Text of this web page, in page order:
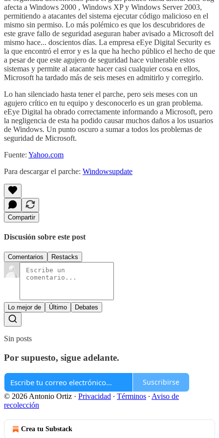
afecta a Windows 2000 , Windows XP y Windows Server 2003,
permitiendo a atacantes del sistema ejecutar código malicioso en el
mismo sin permiso. Lo más polémico es que los descubridores de
este grave fallo de seguridad aseguran haber avisado a Microsoft del
mismo hace... doscientos días. La empresa eEye Digital Security es
la que encontró el error y es la que ha hecho público el hecho de que
a pesar de que este agujero de seguridad hace vulnerable estos
sistemas y permite al atacante hacer casi cualquier cosa en ellos,
Microsoft ha tardado más de seis meses en admitirlo y corregirlo.
Lo han silenciado hasta tener el parche, pero seis meses con un
agujero crítico en tu equipo y desconocerlo es un gran problema.
eEye Digital ha obrado correctamente informando a Microsoft, pero
la negligencia de esta ha podido causar muchos daños a los usuarios
de Windows. Un punto oscuro a sumar a todos los problemas de
seguridad de Microsoft.
Fuente: Yahoo.com
Para descargar el parche: Windowsupdate
Compartir
Discusión sobre este post
Comentarios Restacks
Lo mejor de Último Debates
Sin posts
Por supuesto, sigue adelante.
Suscribirse
© 2026 Antonio Ortiz · Privacidad ∙ Términos ∙ Aviso de
recolección
Crea tu Substack